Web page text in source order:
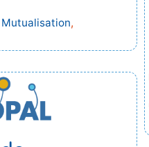
Mutualisation,